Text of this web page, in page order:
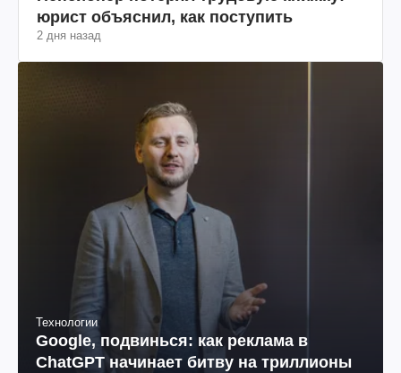
юрист объяснил, как поступить
2 дня назад
Технологии
Google, подвинься: как реклама в
ChatGPT начинает битву на триллионы